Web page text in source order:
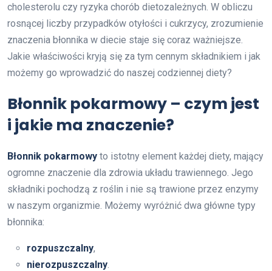
cholesterolu czy ryzyka chorób dietozależnych. W obliczu
rosnącej liczby przypadków otyłości i cukrzycy, zrozumienie
znaczenia błonnika w diecie staje się coraz ważniejsze.
Jakie właściwości kryją się za tym cennym składnikiem i jak
możemy go wprowadzić do naszej codziennej diety?
Błonnik pokarmowy – czym jest
i jakie ma znaczenie?
Błonnik pokarmowy to istotny element każdej diety, mający
ogromne znaczenie dla zdrowia układu trawiennego. Jego
składniki pochodzą z roślin i nie są trawione przez enzymy
w naszym organizmie. Możemy wyróżnić dwa główne typy
błonnika:
rozpuszczalny,
nierozpuszczalny.